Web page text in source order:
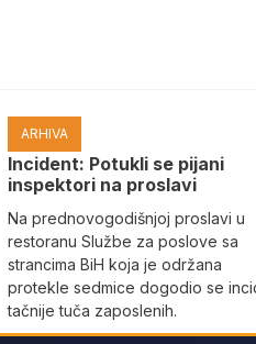
ARHIVA
Incident: Potukli se pijani
inspektori na proslavi
Na prednovogodišnjoj proslavi u
restoranu Službe za poslove sa
strancima BiH koja je održana
protekle sedmice dogodio se
tačnije tuča zaposlenih.